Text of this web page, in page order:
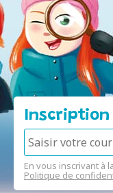
En vous inscrivant à
Politique de